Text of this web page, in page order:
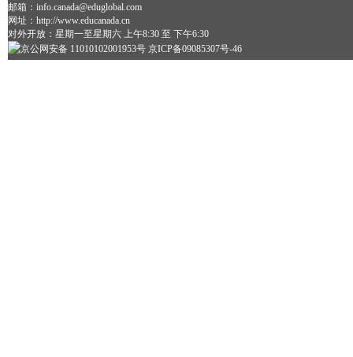
邮箱：info.canada@eduglobal.com
网址：http://www.educanada.cn
对外开放：星期一至星期六 上午8:30 至 下午6:30
京公网安备 11010102001953号 京ICP备09085307号-46